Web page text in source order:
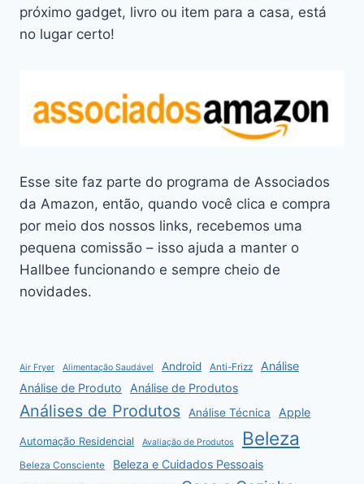
próximo gadget, livro ou item para a casa, está
no lugar certo!
Esse site faz parte do programa de Associados
da Amazon, então, quando você clica e compra
por meio dos nossos links, recebemos uma
pequena comissão – isso ajuda a manter o
Hallbee funcionando e sempre cheio de
novidades.
Air Fryer Alimentação Saudável Android Anti-Frizz
Análise
Análise de Produto
Análise de Produtos
Análises de Produtos Análise Técnica Apple
Automação Residencial Avaliação de Produtos Beleza
Beleza Consciente Beleza e Cuidados Pessoais